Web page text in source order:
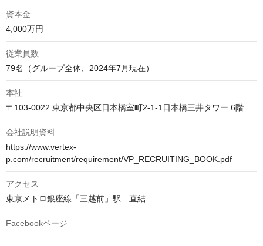
資本金
4,000万円
従業員数
79名（グループ全体、2024年7月現在）
本社
〒103-0022 東京都中央区日本橋室町2-1-1日本橋三井タワー 6階
会社説明資料
https://www.vertex-
p.com/recruitment/requirement/VP_RECRUITING_BOOK.pdf
アクセス
東京メトロ銀座線「三越前」駅　直結
Facebookページ